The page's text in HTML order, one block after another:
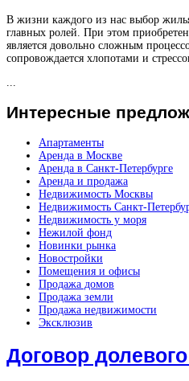
В жизни каждого из нас выбор
главных ролей. При этом
является довольно сложным
сопровождается хлопотами и
Интересные
Апартаменты
Аренда в Москве
Аренда в Санкт-Петербурге
Аренда и продажа
Недвижимость Москвы
Недвижимость Санкт-
Недвижимость у моря
Нежилой фонд
Новинки рынка
Новостройки
Помещения и офисы
Продажа домов
Продажа земли
Продажа недвижимости
Эксклюзив
Договор